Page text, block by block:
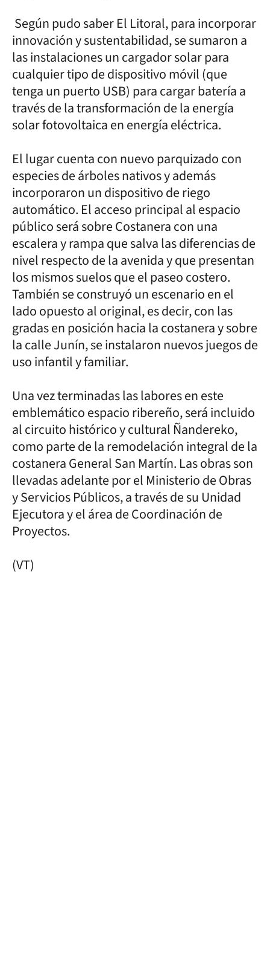
Según pudo saber El Litoral, para incorporar
innovación y sustentabilidad, se sumaron a
las instalaciones un cargador solar para
cualquier tipo de dispositivo móvil (que
tenga un puerto USB) para cargar batería a
través de la transformación de la energía
solar fotovoltaica en energía eléctrica.
El lugar cuenta con nuevo parquizado con
especies de árboles nativos y además
incorporaron un dispositivo de riego
automático. El acceso principal al espacio
público será sobre Costanera con una
escalera y rampa que salva las diferencias de
nivel respecto de la avenida y que presentan
los mismos suelos que el paseo costero.
También se construyó un escenario en el
lado opuesto al original, es decir, con las
gradas en posición hacia la costanera y sobre
la calle Junín, se instalaron nuevos juegos de
uso infantil y familiar.
Una vez terminadas las labores en este
emblemático espacio ribereño, será incluido
al circuito histórico y cultural Ñandereko,
como parte de la remodelación integral de la
costanera General San Martín. Las obras son
llevadas adelante por el Ministerio de Obras
y Servicios Públicos, a través de su Unidad
Ejecutora y el área de Coordinación de
Proyectos.
(VT)